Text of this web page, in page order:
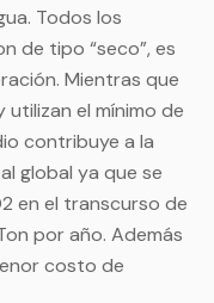
Todos los
de tipo “seco”, es
Mientras que
el mínimo de
contribuye a la
global ya que se
en el transcurso de
por año. Además
costo de